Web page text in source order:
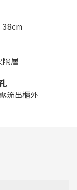
38cm
層
流出櫃外